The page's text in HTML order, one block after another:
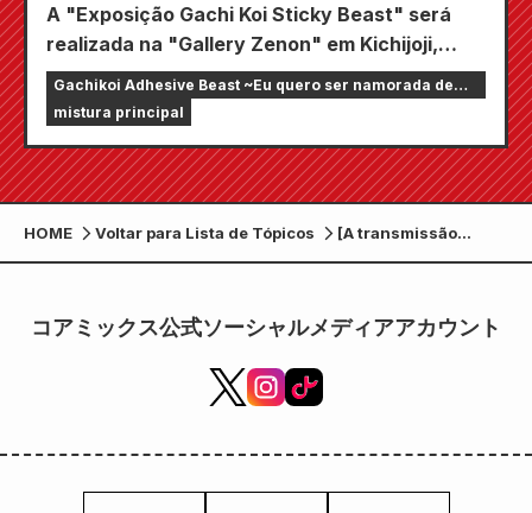
A "Exposição Gachi Koi Sticky Beast" será
realizada na "Gallery Zenon" em Kichijoji,
Tóquio, a partir de 3 de outubro (quinta-feira).
Um total de 8 "bestas" serão reunidas em
torno de uma mesa redonda. As ilustrações
originais desenhadas para a exposição serão
divulgadas. .
Gachikoi Adhesive Beast ~Eu quero ser namorada de
um streamer online~
mistura principal
HOME Voltar para Lista de Tópicos
[A transmissão
drama de TV “Gachi
コアミックス公式ソーシャルメディアアカウント